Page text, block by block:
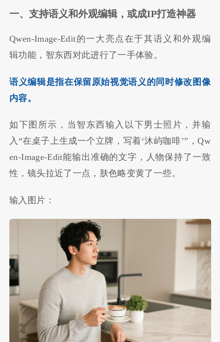
一、支持语义和外观编辑，或成IP打造神器
Qwen-Image-Edit的一大亮点在于其语义和外观编
辑功能，智东西对此进行了一手体验。
语义编辑是指在保留原始视觉语义的同时修改图像
内容。
如下图所示，当智东西输入以下男士照片，并输
入“在桌子上生成一个立牌，写着‘沐屿咖啡’”，Qw
en-Image-Edit能输出准确的文字，人物保持了一致
性 ，镜头拉近了一点，肤色略变黄了一些。
输入图片：